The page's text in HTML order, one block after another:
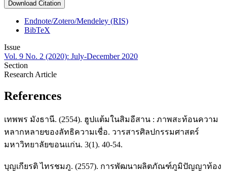
Download Citation
Endnote/Zotero/Mendeley (RIS)
BibTeX
Issue
Vol. 9 No. 2 (2020): July-December 2020
Section
Research Article
References
เทพพร มังธานี. (2554). ฮูปแต้มในสิมอีสาน : ภาพสะท้อนความ
หลากหลายของลัทธิความเชื่อ. วารสารศิลปกรรมศาสตร์
มหาวิทยาลัยขอนแก่น. 3(1). 40-54.
บุญเกียรติ ไทรชมภู. (2557). การพัฒนาผลิตภัณฑ์ภูมิปัญญาท้อง